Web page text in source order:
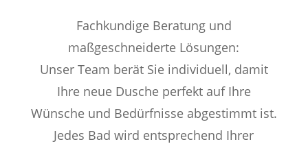
Fachkundige Beratung und
maßgeschneiderte Lösungen:
Unser Team berät Sie individuell, damit
Ihre neue Dusche perfekt auf Ihre
Wünsche und Bedürfnisse abgestimmt ist.
Jedes Bad wird entsprechend Ihrer